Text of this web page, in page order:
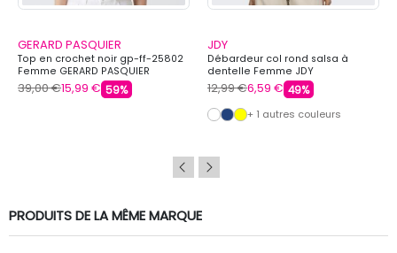
GERARD PASQUIER
Top en crochet noir gp-ff-25802
Femme GERARD PASQUIER
39,00 €15,99 € 59%
JDY
Débardeur col rond salsa à
dentelle Femme JDY
12,99 €6,59 € 49%
+ 1 autres couleurs
PRODUITS DE LA MÊME MARQUE